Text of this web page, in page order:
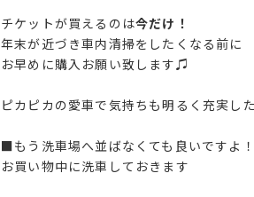
チケットが買えるのは今だけ！
年末が近づき車内清掃をしたくなる前に
お早めに購入お願い致します♫
ピカピカの愛車で気持ちも明るく充実し
■もう洗車場へ並ばなくても良いですよ！
お買い物中に洗車しておきます